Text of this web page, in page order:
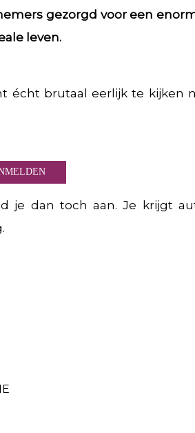
gezorgd voor een
leven.
écht brutaal eerlijk te kijken
je dan toch aan. Je krijgt